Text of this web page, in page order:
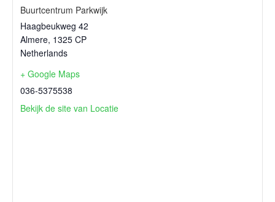
Buurtcentrum Parkwijk
Haagbeukweg 42
Almere, 1325 CP
Netherlands
+ Google Maps
036-5375538
Bekijk de site van Locatie